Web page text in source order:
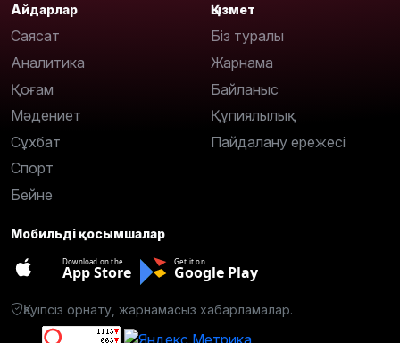
Айдарлар
Саясат
Аналитика
Қоғам
Мәдениет
Сұхбат
Спорт
Бейне
Қызмет
Біз туралы
Жарнама
Байланыс
Құпиялылық
Пайдалану ережесі
Мобильді қосымшалар
Download on the
App Store
Get it on
Google Play
Қауіпсіз орнату, жарнамасыз хабарламалар.